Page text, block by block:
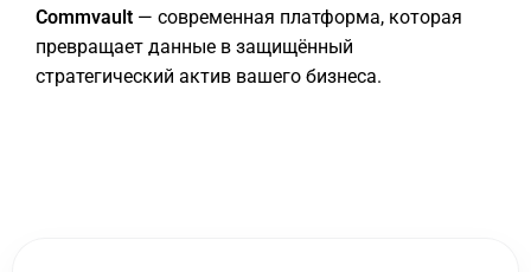
Commvault — современная платформа, которая
превращает данные в защищённый
стратегический актив вашего бизнеса.